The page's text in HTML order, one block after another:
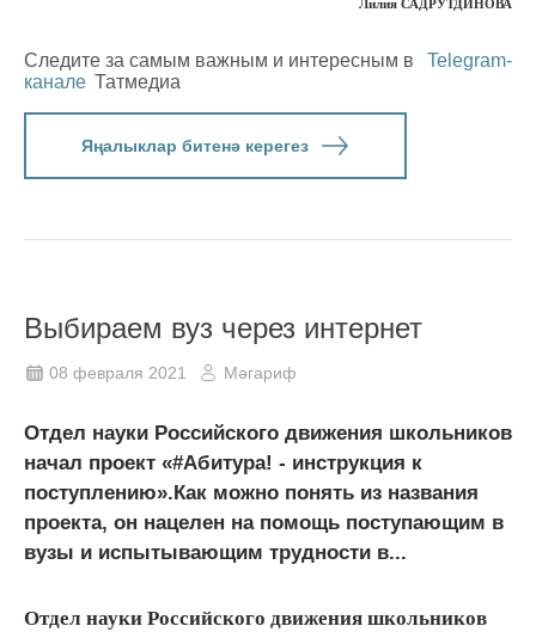
Лилия САДРУТДИНОВА
Следите за самым важным и интересным в
Telegram-
канале Татмедиа
Яңалыклар битенә керегез
Выбираем вуз через интернет
08 февраля 2021 Мәгариф
Отдел науки Российского движения школьников
начал проект «#Абитура! - инструкция к
поступлению».Как можно понять из названия
проекта, он нацелен на помощь поступающим в
вузы и испытывающим трудности в...
Отдел науки Российского движения школьников